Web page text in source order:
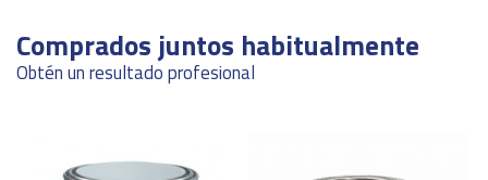
Secado al tacto
60 minutos
Repintado
2 horaS
Carta de colores
Descargas (1.21M)
Comprados juntos habitualmente
Obtén un resultado profesional